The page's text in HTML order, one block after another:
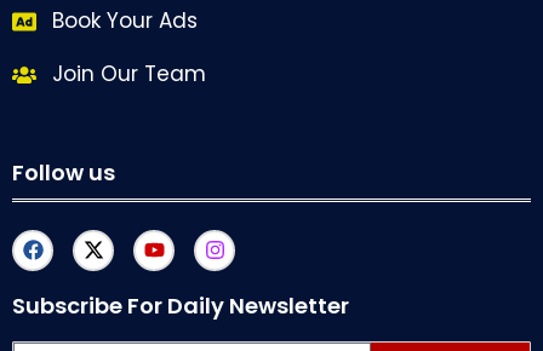
Book Your Ads
Join Our Team
Follow us
Subscribe For Daily Newsletter